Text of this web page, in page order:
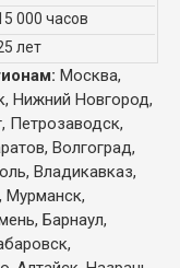
000 часов
лет
Москва,
Нижний Новгород,
Петрозаводск,
Волгоград,
Владикавказ,
Мурманск,
Барнаул,